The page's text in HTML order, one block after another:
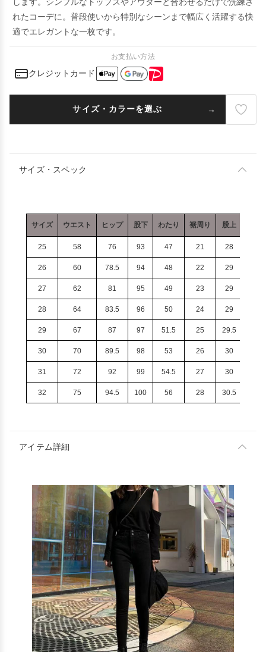
れたコーデに。普段使いから特別なシーンまで幅広く活躍する快
適でエレガントな一枚です。
お支払い方法
クレジットカード
サイズ・カラーを選ぶ
サイズ・スペック
サイズ ウエスト ヒップ 股下 わたり 裾周り 股上
25 58 76 93 47 21 28
26 60 78.5 94 48 22 29
27 62 81 95 49 23 29
28 64 83.5 96 50 24 29
29 67 87 97 51.5 25 29.5
30 70 89.5 98 53 26 30
31 72 92 99 54.5 27 30
32 75 94.5 100 56 28 30.5
アイテム詳細